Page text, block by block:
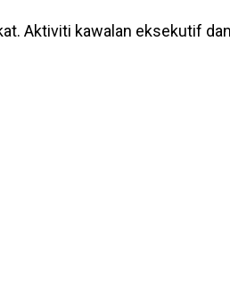
Aktiviti kawalan eksekutif